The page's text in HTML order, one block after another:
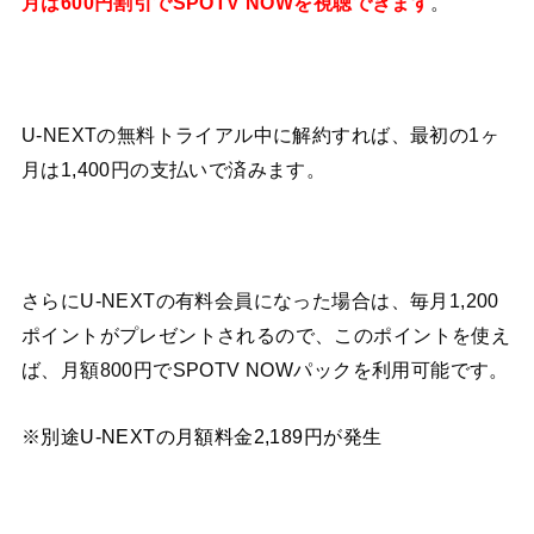
U-NEXTの無料トライアル中に解約すれば、最初の1ヶ
月は1,400円の支払いで済みます。
さらにU-NEXTの有料会員になった場合は、毎月1,200
ポイントがプレゼントされるので、このポイントを使え
ば、月額800円でSPOTV NOWパックを利用可能です。
※別途U-NEXTの月額料金2,189円が発生